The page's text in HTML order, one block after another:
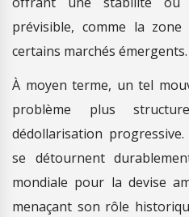
prévisible, comme la
certains marchés émergents.
À moyen terme, un tel
problème plus
dédollarisation
se détournent
mondiale pour la devise
menaçant son rôle